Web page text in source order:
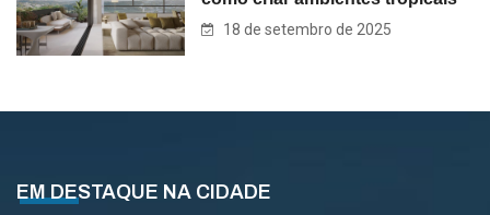
18 de setembro de 2025
EM DESTAQUE NA CIDADE